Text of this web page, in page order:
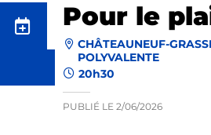
Pour le
CHÂTEAUNEUF-
POLYVALENTE
20h30
PUBLIÉ LE 2/06/2026